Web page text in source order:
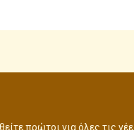
πρώτοι για όλες τις